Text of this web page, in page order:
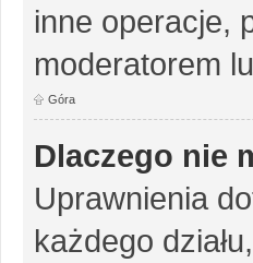
inne operacje,
moderatorem
Góra
Dlaczego nie
Uprawnienia
każdego